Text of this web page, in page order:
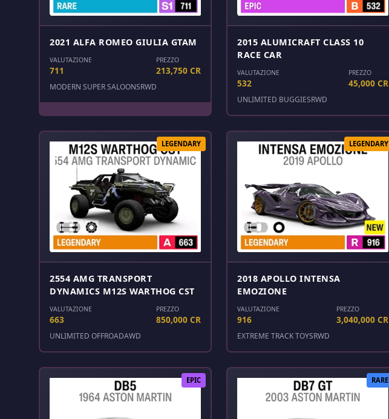
2021 ALFA ROMEO GIULIA GTAM
VALUTAZIONE
711
PREZZO
213,750 CR
MODERN SUPER SALOONSRWD
2015 ALUMICRAFT CLASS 10
RACE CAR
VALUTAZIONE
532
PREZZO
45,000 CR
UNLIMITED BUGGIESRWD
LEGENDARY
2554 AMG TRANSPORT
DYNAMICS M12S WARTHOG CST
VALUTAZIONE
663
PREZZO
850,000 CR
UNLIMITED OFFROADAWD
LEGENDARY
2018 APOLLO INTENSA
EMOZIONE
VALUTAZIONE
916
PREZZO
3,040,000 CR
EXTREME TRACK TOYSRWD
EPIC RARE